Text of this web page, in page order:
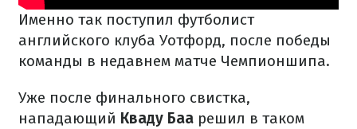
Именно так поступил футболист
английского клуба Уотфорд, после победы
команды в недавнем матче Чемпионшипа.
Уже после финального свистка,
нападающий Кваду Баа решил в таком